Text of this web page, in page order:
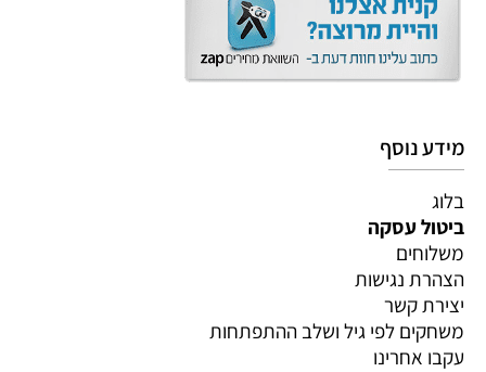
מידע נוסף
בלוג
ביטול עסקה
משלוחים
הצהרת נגישות
יצירת קשר
משחקים לפי גיל ושלב ההתפתחות
עקבו אחרינו